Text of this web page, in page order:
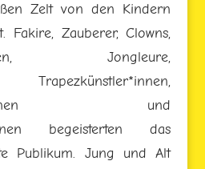
Zelt von den Kindern
Fakire, Zauberer, Clowns,
Jongleure,
Trapezkünstler*innen,
und
begeisterten das
Publikum. Jung und Alt